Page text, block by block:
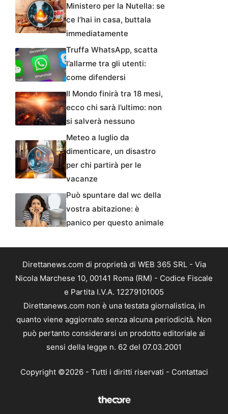
Ministero per la Nutella: se
ce l’hai in casa, buttala
immediatamente
Truffa WhatsApp, scatta
l’allarme tra gli utenti:
come difendersi
Il Mondo finirà tra 18 mesi,
ecco chi sarà l’ultimo: non
si salverà nessuno
Meteo a luglio da
dimenticare, un disastro
per chi partirà per le
vacanze
Può spuntare dal wc della
vostra abitazione: è
panico per questo animale
Direttanews.com di proprietà di WEB 365 SRL - Via
Nicola Marchese 10, 00141 Roma (RM) - Codice Fiscale
e Partita I.V.A. 12279101005
Direttanews.com non è una testata giornalistica, in
quanto viene aggiornato senza alcuna periodicità. Non
può pertanto considerarsi un prodotto editoriale ai
sensi della legge n. 62 del 07.03.2001
Copyright ©2026 - Tutti i diritti riservati - Contattaci